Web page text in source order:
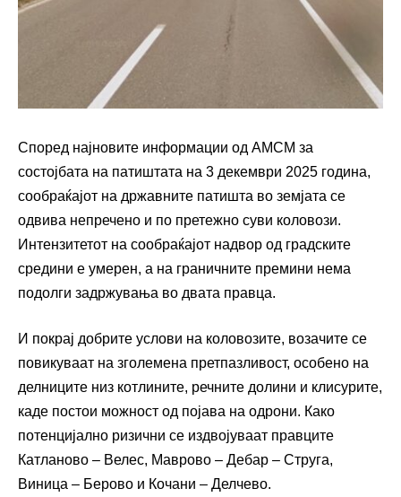
Според најновите информации од АМСМ за
состојбата на патиштата на 3 декември 2025 година,
сообраќајот на државните патишта во земјата се
одвива непречено и по претежно суви коловози.
Интензитетот на сообраќајот надвор од градските
средини е умерен, а на граничните премини нема
подолги задржувања во двата правца.
И покрај добрите услови на коловозите, возачите се
повикуваат на зголемена претпазливост, особено на
делниците низ котлините, речните долини и клисурите,
каде постои можност од појава на одрони. Како
потенцијално ризични се издвојуваат правците
Катланово – Велес, Маврово – Дебар – Струга,
Виница – Берово и Кочани – Делчево.